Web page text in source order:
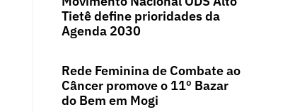
Tietê define prioridades da
Agenda 2030
Rede Feminina de Combate ao
Câncer promove o 11º Bazar
do Bem em Mogi